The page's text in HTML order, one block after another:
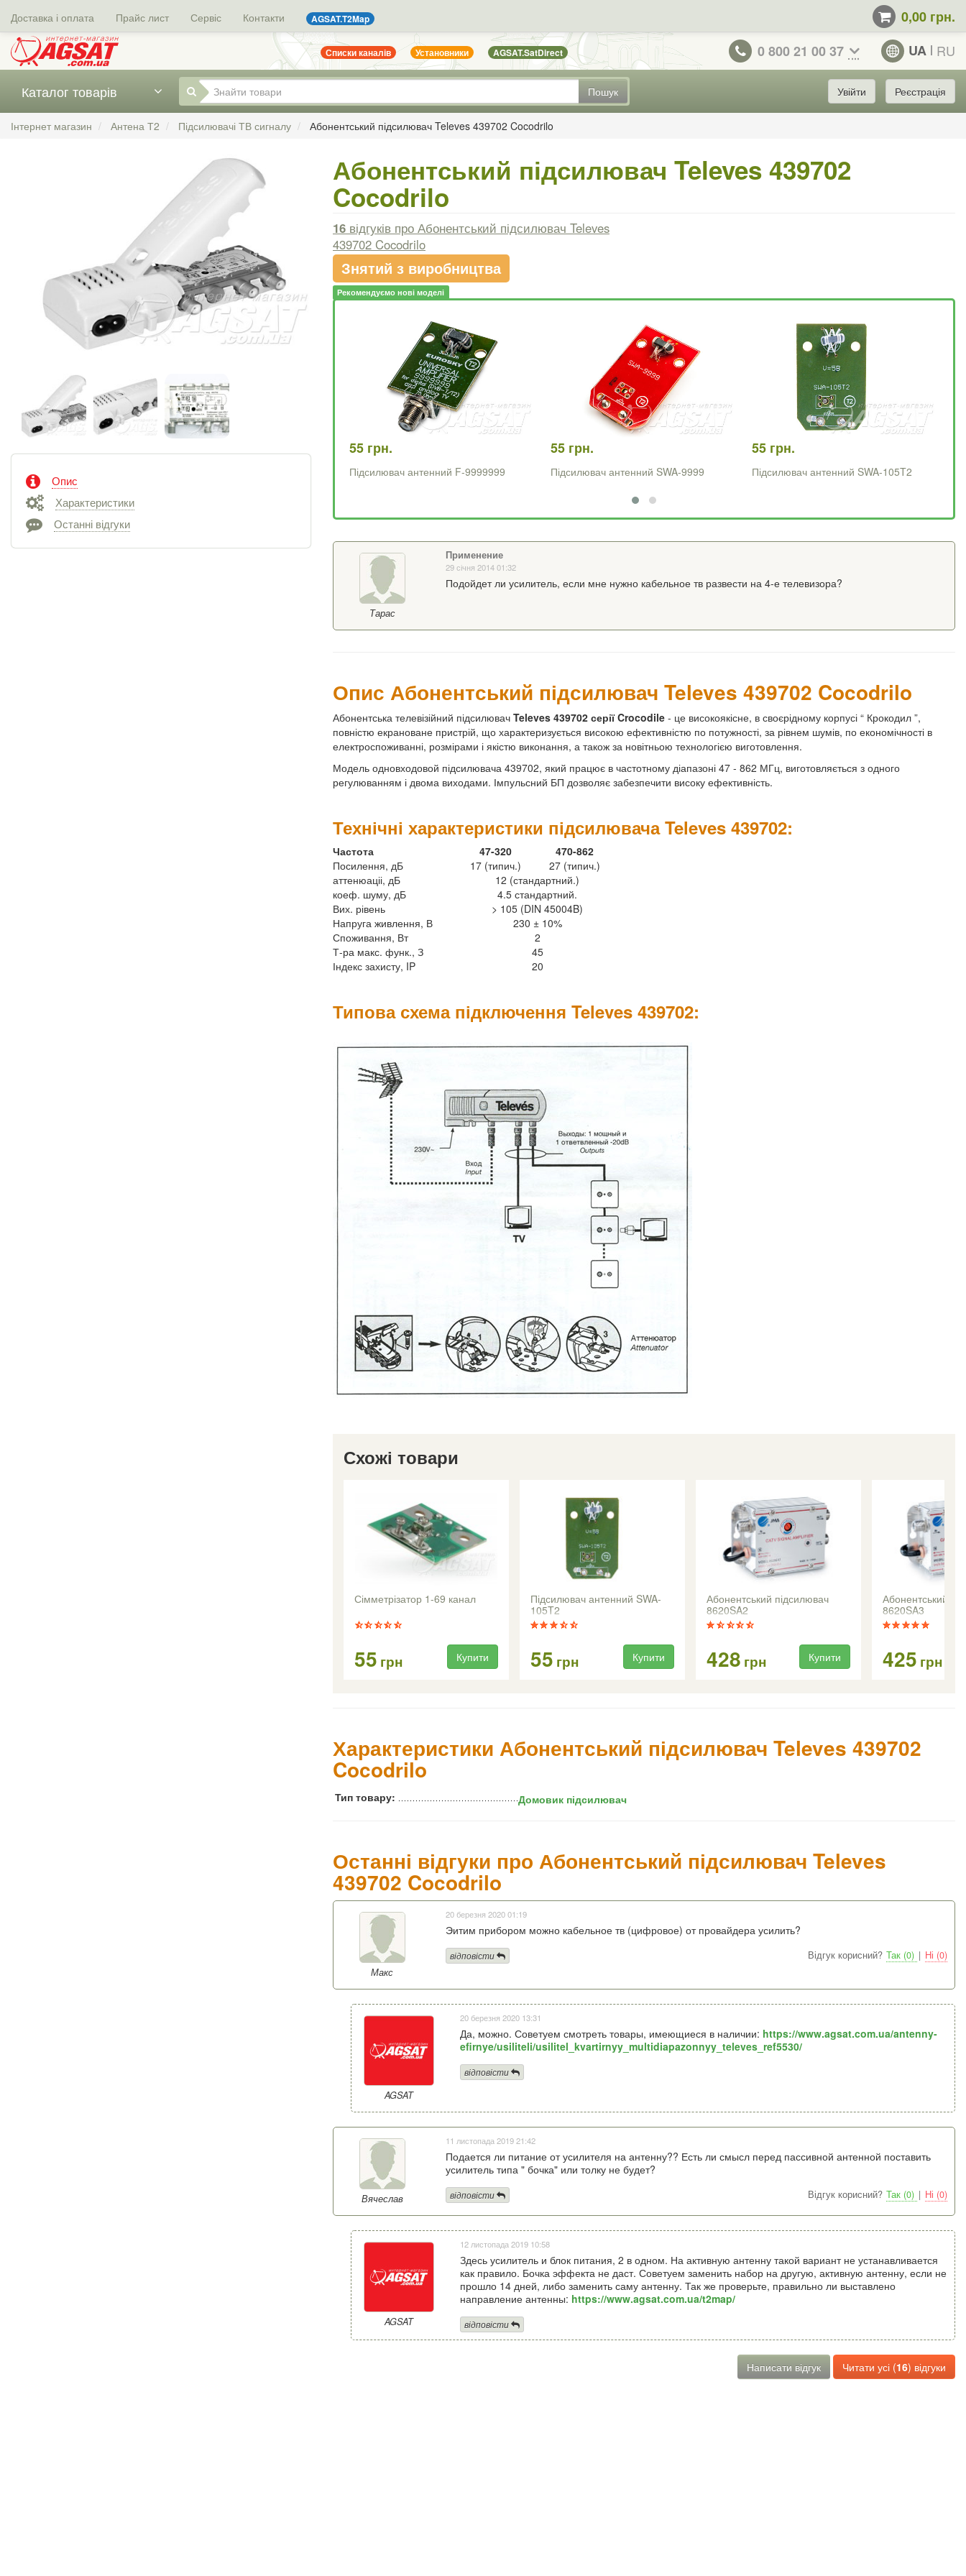
Доставка і оплата Прайс лист Сервіс Контакти AGSAT.T2Map 0,00 грн.
Списки каналів Установники AGSAT.SatDirect 0 800 21 00 37 UA RU
Пошук
Каталог товарів Увійти Реєстрація
Інтернет магазин Антена Т2 Підсилювачі ТВ сигналу Абонентський підсилювач Televes 439702 Cocodrilo
Опис
Характеристики
Останні відгуки
Абонентський підсилювач Televes 439702
Cocodrilo
16 відгуків про Абонентський підсилювач Televes
439702 Cocodrilo
Знятий з виробництва
Рекомендуємо нові моделі
55 грн.
Підсилювач антенний F-9999999
55 грн.
Підсилювач антенний SWA-9999
55 грн.
Підсилювач антенний SWA-105T2
Тарас
Применение
29 січня 2014 01:32
Подойдет ли усилитель, если мне нужно кабельное тв развести на 4-е телевизора?
Опис Абонентський підсилювач Televes 439702 Cocodrilo
Абонентська телевізійний підсилювач Televes 439702 серії Crocodile - це високоякісне, в своєрідному корпусі “ Крокодил ”,
повністю екрановане пристрій, що характеризується високою ефективністю по потужності, за рівнем шумів, по економічності в
електроспоживанні, розмірами і якістю виконання, а також за новітньою технологією виготовлення.
Модель одновходовой підсилювача 439702, який працює в частотному діапазоні 47 - 862 МГц, виготовляється з одного
регулюванням і двома виходами. Імпульсний БП дозволяє забезпечити високу ефективність.
Технічні характеристики підсилювача Televes 439702:
Частота 47-320
470-862
Посилення, дБ
17 (типич.)
27 (типич.)
аттенюаціі, дБ
12 (стандартний.)
коеф. шуму, дБ
4.5 стандартний.
Вих. рівень
> 105 (DIN 45004B)
Напруга живлення, В
230 ± 10%
Споживання, Вт
2
Т-ра макс. функ., З
45
Індекс захисту, IP
20
Типова схема підключення Televes 439702:
Схожі товари
Сімметрізатор 1-69 канал
55 грн Купити
Підсилювач антенний SWA-
105T2
55 грн Купити
Абонентський підсилювач
8620SA2
428 грн Купити
Абонентський
8620SA3
425 грн
Характеристики Абонентський підсилювач Televes 439702
Cocodrilo
Тип товару: Домовик підсилювач
Останні відгуки про Абонентський підсилювач Televes
439702 Cocodrilo
Макс
20 березня 2020 01:19
Эитим прибором можно кабельное тв (цифровое) от провайдера усилить?
Відгук корисний? Так (0) | Ні (0)
відповісти
AGSAT
20 березня 2020 13:31
Да, можно. Советуем смотреть товары, имеющиеся в наличии: https://www.agsat.com.ua/antenny-
efirnye/usiliteli/usilitel_kvartirnyy_multidiapazonnyy_televes_ref5530/
відповісти
Вячеслав
11 листопада 2019 21:42
Подается ли питание от усилителя на антенну?? Есть ли смысл перед пассивной антенной поставить
усилитель типа " бочка" или толку не будет?
Відгук корисний? Так (0) | Ні (0)
відповісти
AGSAT
12 листопада 2019 10:58
Здесь усилитель и блок питания, 2 в одном. На активную антенну такой вариант не устанавливается
как правило. Бочка эффекта не даст. Советуем заменить набор на другую, активную антенну, если не
прошло 14 дней, либо заменить саму антенну. Так же проверьте, правильно ли выставлено
направление антенны: https://www.agsat.com.ua/t2map/
відповісти
Написати відгук Читати усі (16) відгуки